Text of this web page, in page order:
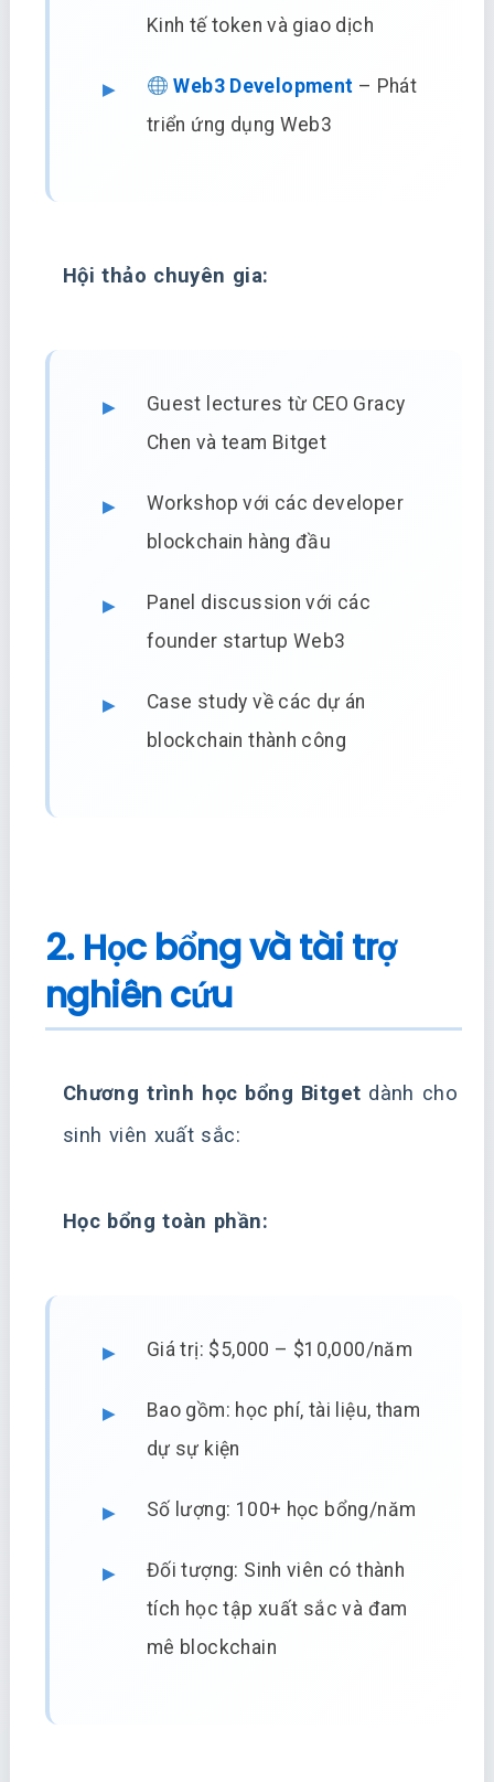
Kinh tế token và giao dịch
Web3 Development – Phát
triển ứng dụng Web3
Hội thảo chuyên gia:
Guest lectures từ CEO Gracy
Chen và team Bitget
Workshop với các developer
blockchain hàng đầu
Panel discussion với các
founder startup Web3
Case study về các dự án
blockchain thành công
2. Học bổng và tài trợ
nghiên cứu
Chương trình học bổng Bitget dành cho
sinh viên xuất sắc:
Học bổng toàn phần:
Giá trị: $5,000 – $10,000/năm
Bao gồm: học phí, tài liệu, tham
dự sự kiện
Số lượng: 100+ học bổng/năm
Đối tượng: Sinh viên có thành
tích học tập xuất sắc và đam
mê blockchain